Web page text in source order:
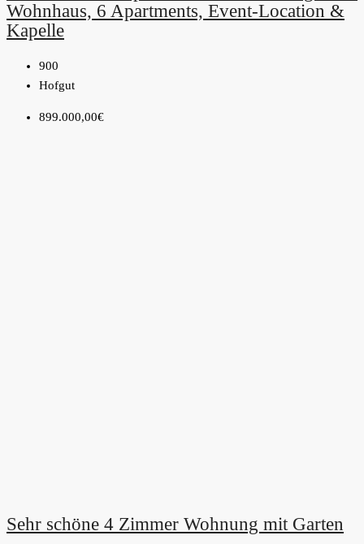
Wohnhaus, 6 Apartments, Event-Location &
Kapelle
900
Hofgut
899.000,00€
Sehr schöne 4 Zimmer Wohnung mit Garten